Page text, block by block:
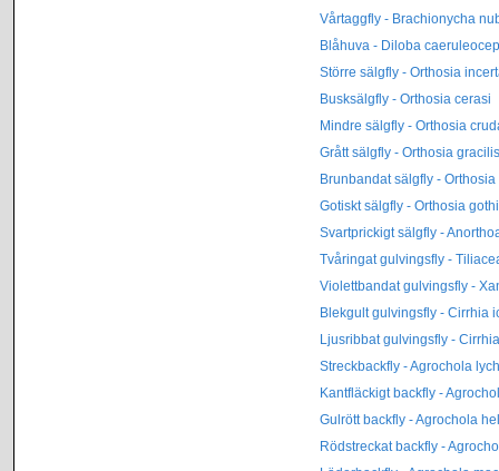
Vårtaggfly - Brachionycha
Blåhuva - Diloba
Större sälgfly - Orthosia
Busksälgfly - Orthosia cerasi
Mindre sälgfly - Orthosia
Grått sälgfly - Orthosia gracilis
Brunbandat sälgfly -
Gotiskt sälgfly - Orthosia
Svartprickigt sälgfly -
Tvåringat gulvingsfly -
Violettbandat gulvingsfly -
Blekgult gulvingsfly - Cirrhia
Ljusribbat gulvingsfly -
Streckbackfly - Agrochola
Kantfläckigt backfly -
Gulrött backfly - Agrochola
Rödstreckat backfly -